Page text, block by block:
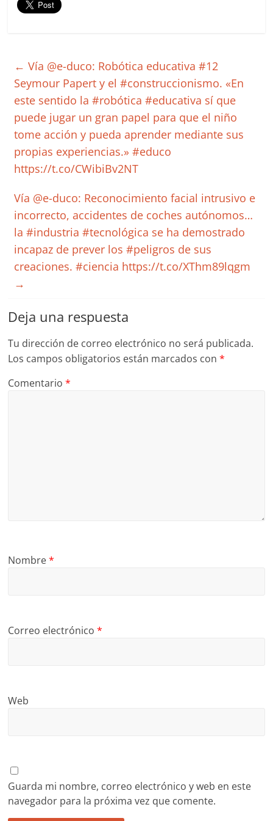
← Vía @e-duco: Robótica educativa #12
Seymour Papert y el #construccionismo. «En
este sentido la #robótica #educativa sí que
puede jugar un gran papel para que el niño
tome acción y pueda aprender mediante sus
propias experiencias.» #educo
https://t.co/CWibiBv2NT
Vía @e-duco: Reconocimiento facial intrusivo e
incorrecto, accidentes de coches autónomos…
la #industria #tecnológica se ha demostrado
incapaz de prever los #peligros de sus
creaciones. #ciencia https://t.co/XThm89lqgm
→
Deja una respuesta
Tu dirección de correo electrónico no será publicada.
Los campos obligatorios están marcados con*
Comentario*
Nombre*
Correo electrónico*
Web
Guarda mi nombre, correo electrónico y web en este
navegador para la próxima vez que comente.